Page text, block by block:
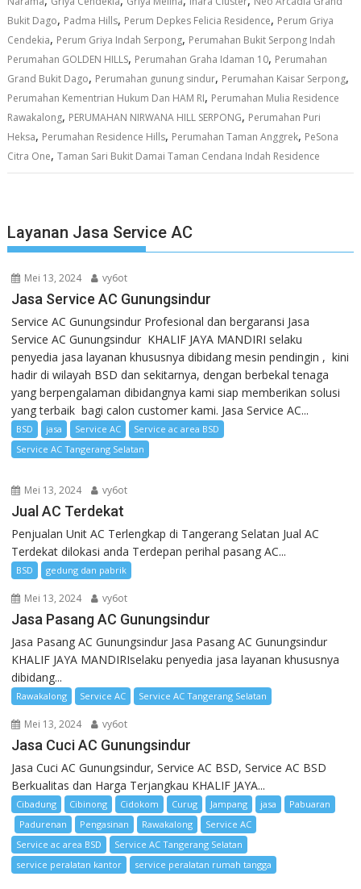
Bukit Dago, Padma Hills, Perum Depkes Felicia Residence, Perum Griya
Cendekia, Perum Griya Indah Serpong, Perumahan Bukit Serpong Indah
Perumahan GOLDEN HILLS, Perumahan Graha Idaman 10, Perumahan
Grand Bukit Dago, Perumahan gunung sindur, Perumahan Kaisar Serpong,
Perumahan Kementrian Hukum Dan HAM RI, Perumahan Mulia Residence
Rawakalong, PERUMAHAN NIRWANA HILL SERPONG, Perumahan Puri
Heksa, Perumahan Residence Hills, Perumahan Taman Anggrek, PeSona
Citra One,Taman Sari Bukit Damai Taman Cendana Indah Residence
Layanan Jasa Service AC
Mei 13, 2024 vy6ot
Jasa Service AC Gunungsindur
Service AC Gunungsindur Profesional dan bergaransi Jasa
Service AC Gunungsindur KHALIF JAYA MANDIRI selaku
penyedia jasa layanan khususnya dibidang mesin pendingin , kini
hadir di wilayah BSD dan sekitarnya, dengan berbekal tenaga
yang berpengalaman dibidangnya kami siap memberikan solusi
yang terbaik bagi calon customer kami. Jasa Service AC...
BSD jasa Service AC
Service ac area BSD
Service AC Tangerang Selatan
Mei 13, 2024 vy6ot
Jual AC Terdekat
Penjualan Unit AC Terlengkap di Tangerang Selatan Jual AC
Terdekat dilokasi anda Terdepan perihal pasang AC...
BSD gedung dan pabrik
Mei 13, 2024 vy6ot
Jasa Pasang AC Gunungsindur
Jasa Pasang AC Gunungsindur Jasa Pasang AC Gunungsindur
KHALIF JAYA MANDIRIselaku penyedia jasa layanan khususnya
dibidang...
Rawakalong Service AC Service AC Tangerang Selatan
Mei 13, 2024 vy6ot
Jasa Cuci AC Gunungsindur
Jasa Cuci AC Gunungsindur, Service AC BSD, Service AC BSD
Berkualitas dan Harga Terjangkau KHALIF JAYA...
Cibadung Cibinong Cidokom Curug Jampang jasa
Pabuaran
Padurenan
Pengasinan Rawakalong
Service AC
Service ac area BSD
Service AC Tangerang Selatan
service peralatan kantor
service peralatan rumah tangga